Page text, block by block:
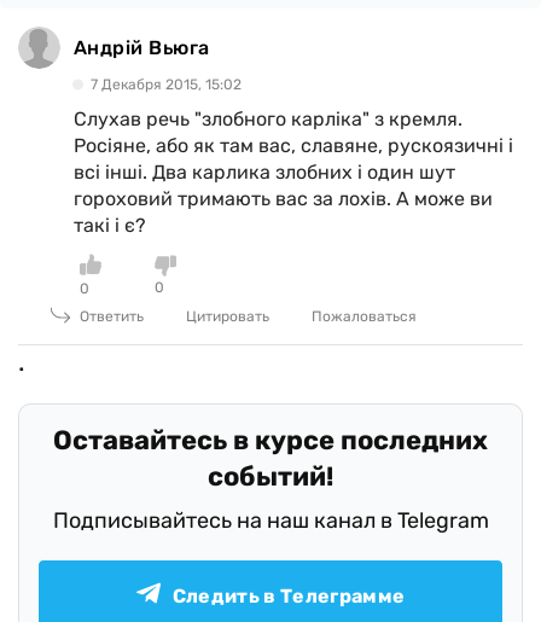
Андрій Вьюга
7 Декабря 2015, 15:02
Слухав речь "злобного карліка" з кремля.
Росіяне, або як там вас, славяне, рускоязичні і
всі інші. Два карлика злобних і один шут
гороховий тримають вас за лохів. А може ви
такі і є?
0
0
Ответить
Цитировать Пожаловаться
Оставайтесь в курсе последних
событий!
Подписывайтесь на наш канал в Telegram
Следить в Телеграмме